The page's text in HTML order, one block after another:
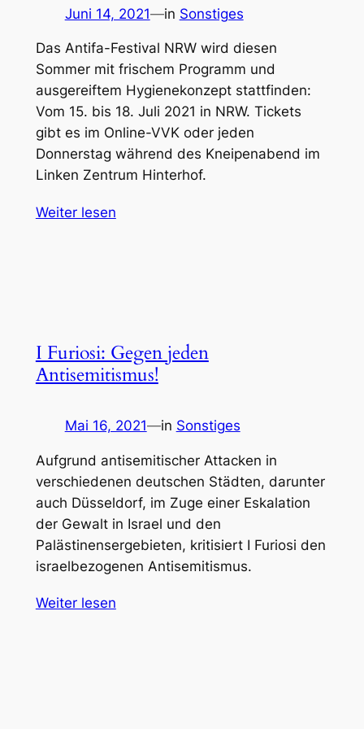
Juni 14, 2021—in Sonstiges
Das Antifa-Festival NRW wird diesen
Sommer mit frischem Programm und
ausgereiftem Hygienekonzept stattfinden:
Vom 15. bis 18. Juli 2021 in NRW. Tickets
gibt es im Online-VVK oder jeden
Donnerstag während des Kneipenabend im
Linken Zentrum Hinterhof.
Weiter lesen
I Furiosi: Gegen jeden
Antisemitismus!
Mai 16, 2021—in Sonstiges
Aufgrund antisemitischer Attacken in
verschiedenen deutschen Städten, darunter
auch Düsseldorf, im Zuge einer Eskalation
der Gewalt in Israel und den
Palästinensergebieten, kritisiert I Furiosi den
israelbezogenen Antisemitismus.
Weiter lesen